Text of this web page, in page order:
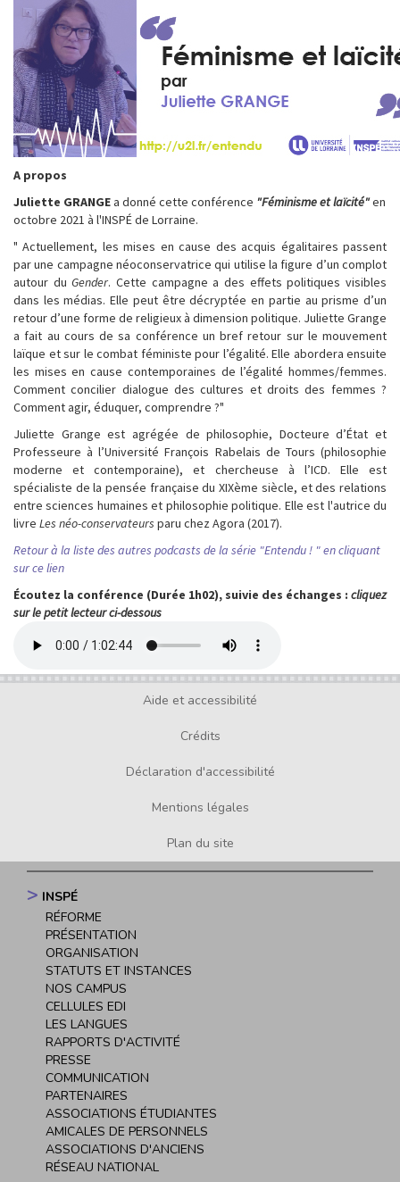
A propos
Juliette GRANGEa donné cette conférence "Féminisme et laïcité"en
octobre 2021 à l'INSPÉ de Lorraine.
" Actuellement, les mises en cause des acquis égalitaires passent
par une campagne néoconservatrice qui utilise la figure d’un complot
autour duGender. Cette campagne a des effets politiques visibles
dans les médias. Elle peut être décryptée en partie au prisme d’un
retour d’une forme de religieux à dimension politique. Juliette Grange
a fait au cours de sa conférence un bref retour sur le mouvement
laïque et sur le combat féministe pour l’égalité. Elle abordera ensuite
les mises en cause contemporaines de l’égalité hommes/femmes.
Comment concilier dialogue des cultures et droits des femmes ?
Comment agir, éduquer, comprendre ?"
Juliette Grange est agrégée de philosophie, Docteure d’État et
Professeure à l’Université François Rabelais de Tours (philosophie
moderne et contemporaine), et chercheuse à l’ICD. Elle est
spécialiste de la pensée française du XIXème siècle, et des relations
entre sciences humaines et philosophie politique. Elle est l'autrice du
livre Les néo-conservateurs paru chez Agora (2017).
Retour à la liste des autres podcasts de la série "Entendu ! " en cliquant
sur ce lien
Écoutez la conférence (Durée 1h02), suivie des échanges : cliquez
sur le petit lecteur ci-dessous
Aide et accessibilité
Crédits
Déclaration d'accessibilité
Mentions légales
Plan du site
Navigation
principale
INSPÉ
RÉFORME
PRÉSENTATION
ORGANISATION
STATUTS ET INSTANCES
NOS CAMPUS
CELLULES EDI
LES LANGUES
RAPPORTS D'ACTIVITÉ
PRESSE
COMMUNICATION
PARTENAIRES
ASSOCIATIONS ÉTUDIANTES
AMICALES DE PERSONNELS
ASSOCIATIONS D'ANCIENS
RÉSEAU NATIONAL